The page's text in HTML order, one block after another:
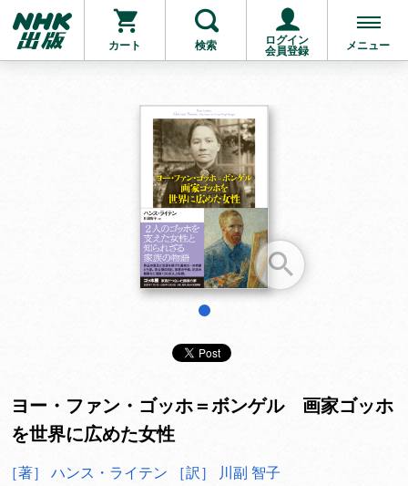
カート 検索
ログイン
会員登録
メニュー
お支払いに進む
他にも商品を買う
ヨー・ファン・ゴッホ＝ボンゲル 画家ゴッホ
を世界に広めた女性
［著］ ハンス・ライテン ［訳］ 川副 智子